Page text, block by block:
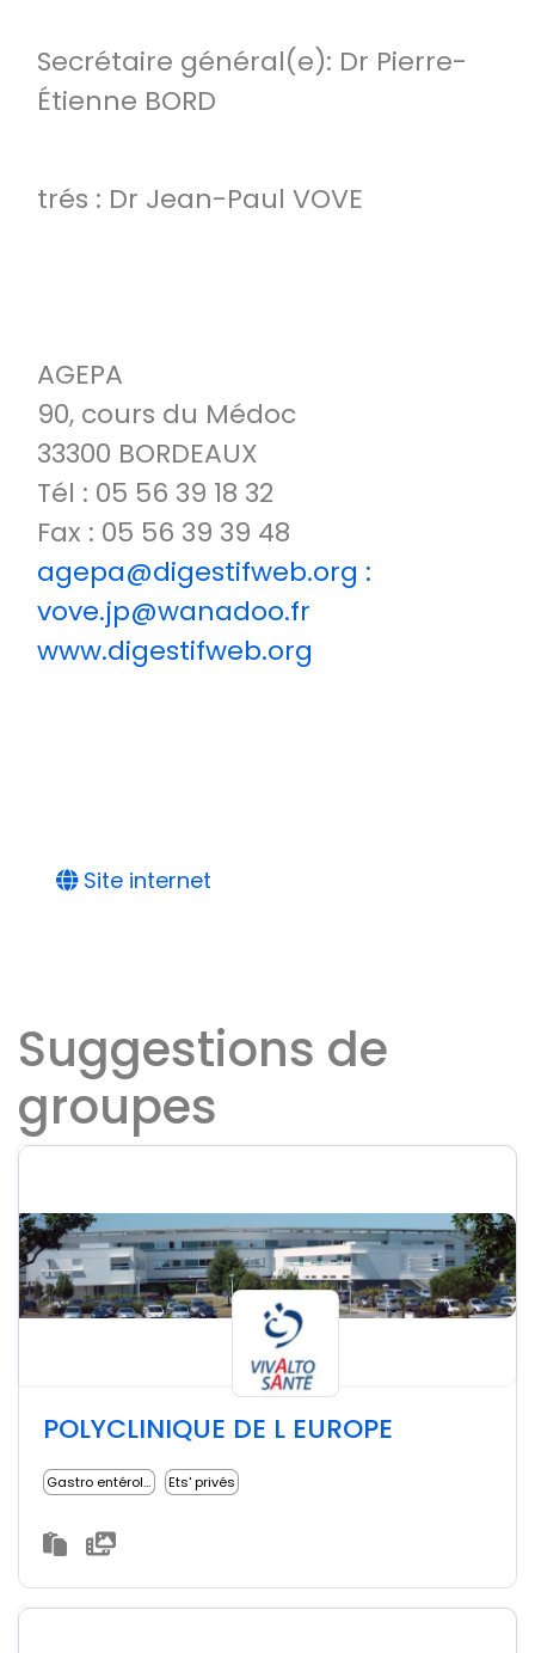
Secrétaire général(e): Dr Pierre-
Étienne BORD
trés : Dr Jean-Paul VOVE
AGEPA
90, cours du Médoc
33300 BORDEAUX
Tél : 05 56 39 18 32
Fax : 05 56 39 39 48
agepa@digestifweb.org :
vove.jp@wanadoo.fr
www.digestifweb.org
Site internet
Suggestions de
groupes
POLYCLINIQUE DE L EUROPE
Gastro entérologue Ets' privés